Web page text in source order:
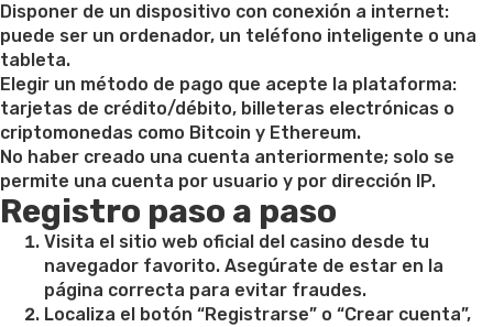
Disponer de un dispositivo con conexión a internet:
puede ser un ordenador, un teléfono inteligente o una
tableta.
Elegir un método de pago que acepte la plataforma:
tarjetas de crédito/débito, billeteras electrónicas o
criptomonedas como Bitcoin y Ethereum.
No haber creado una cuenta anteriormente; solo se
permite una cuenta por usuario y por dirección IP.
Registro paso a paso
Visita el sitio web oficial del casino desde tu
navegador favorito. Asegúrate de estar en la
página correcta para evitar fraudes.
Localiza el botón “Registrarse” o “Crear cuenta”,